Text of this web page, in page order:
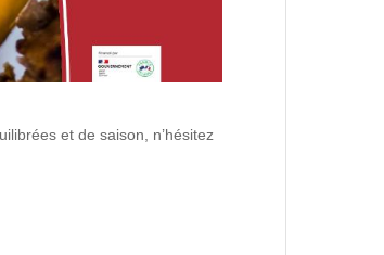
et de saison, n’hésitez